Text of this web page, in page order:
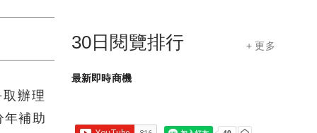
辦理
年補助
30日閱覽排行 + 更多
最新即時商機